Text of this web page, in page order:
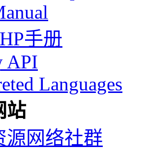
手册
API
Languages
站
源网络社群